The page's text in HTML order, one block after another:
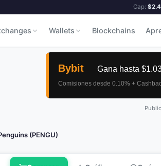
Cap:
Wallets Blockchains
(PENGU)